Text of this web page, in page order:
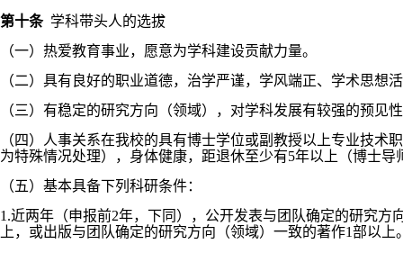
第十条 学科带头人的选拔
（一） 热爱教育事业，愿意为学科建设贡献力量。
（二） 具有良好的职业道德，治学严谨，学风端正、学术思想
（三） 有稳定的研究方向（领域），对学科发展有较强的预见
（四）
人事关系在我校的具有博士学位或副教授以上专业技术
为特殊情况处理），身体健康，距退休至少有5年以上（博士导
（五） 基本具备下列科研条件：
1.近两年（申报前2年，下同），公开发表与团队确定的研究方
上，或出版与团队确定的研究方向（领域）一致的著作1部以上